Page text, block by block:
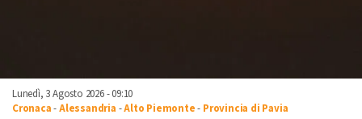
Lunedì, 3 Agosto 2026 - 09:10
Cronaca-Alessandria -Alto Piemonte- Provincia di Pavia